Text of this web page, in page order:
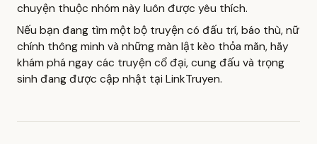
chuyện thuộc nhóm này luôn được yêu thích.
Nếu bạn đang tìm một bộ truyện có đấu trí, báo thù, nữ
chính thông minh và những màn lật kèo thỏa mãn, hãy
khám phá ngay các truyện cổ đại, cung đấu và trọng
sinh đang được cập nhật tại LinkTruyen.